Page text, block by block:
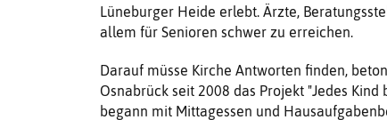
Lüneburger Heide erlebt. Ärzte,
allem für Senioren schwer zu erreichen.
Darauf müsse Kirche Antworten finden,
Osnabrück seit 2008 das Projekt "Jedes
begann mit Mittagessen und